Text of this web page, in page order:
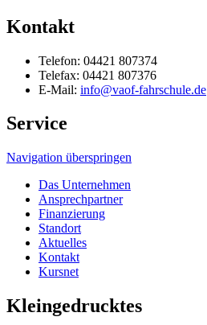
Kontakt
Telefon: 04421 807374
Telefax: 04421 807376
E-Mail: info@vaof-fahrschule.de
Service
Navigation überspringen
Das Unternehmen
Ansprechpartner
Finanzierung
Standort
Aktuelles
Kontakt
Kursnet
Kleingedrucktes